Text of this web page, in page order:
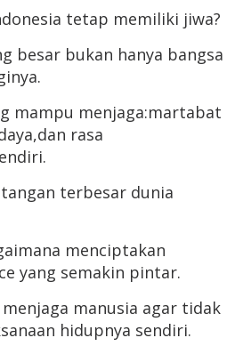
tetap memiliki jiwa?
besar bukan hanya bangsa
mampu menjaga:martabat
rasa
terbesar dunia
menciptakan
yang semakin pintar.
manusia agar tidak
hidupnya sendiri.